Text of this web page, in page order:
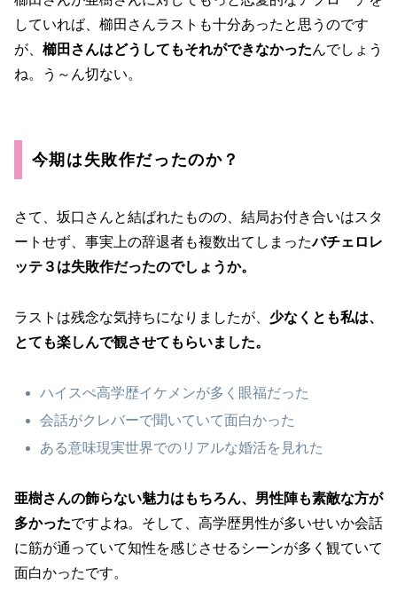
していれば、櫛田さんラストも十分あったと思うのです
が、 櫛田さんはどうしてもそれができなかったんでしょう
ね。う～ん切ない。
今期は失敗作だったのか？
さて、坂口さんと結ばれたものの、結局お付き合いはスタ
ートせず、事実上の辞退者も複数出てしまったバチェロレ
ッテ３は失敗作だったのでしょうか。
ラストは残念な気持ちになりましたが、 少なくとも私は、
とても楽しんで観させてもらいました。
ハイスぺ高学歴イケメンが多く眼福だった
会話がクレバーで聞いていて面白かった
ある意味現実世界でのリアルな婚活を見れた
亜樹さんの飾らない魅力はもちろん、男性陣も素敵な方が
多かったですよね。そして、高学歴男性が多いせいか会話
に筋が通っていて知性を感じさせるシーンが多く観ていて
面白かったです。